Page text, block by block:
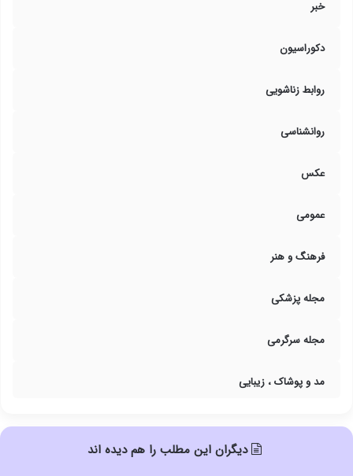
خبر
دکوراسیون
روابط زناشویی
روانشناسی
عکس
عمومی
فرهنگ و هنر
مجله پزشکی
مجله سرگرمی
مد و پوشاک ، زیبایی
دیگران این مطلب را هم دیده اند